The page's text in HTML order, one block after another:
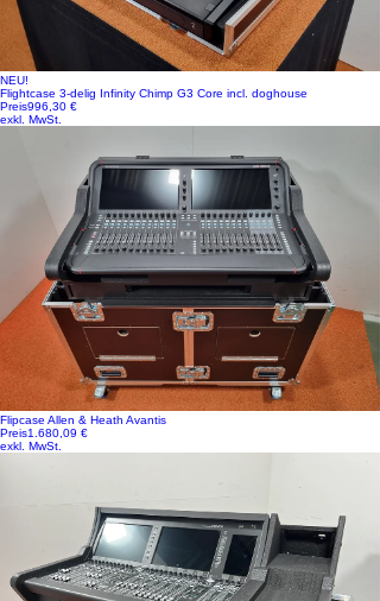
NEU!
Flightcase 3-delig Infinity Chimp G3 Core incl. doghouse
Preis996,30 €
exkl. MwSt.
Flipcase Allen & Heath Avantis
Preis1.680,09 €
exkl. MwSt.